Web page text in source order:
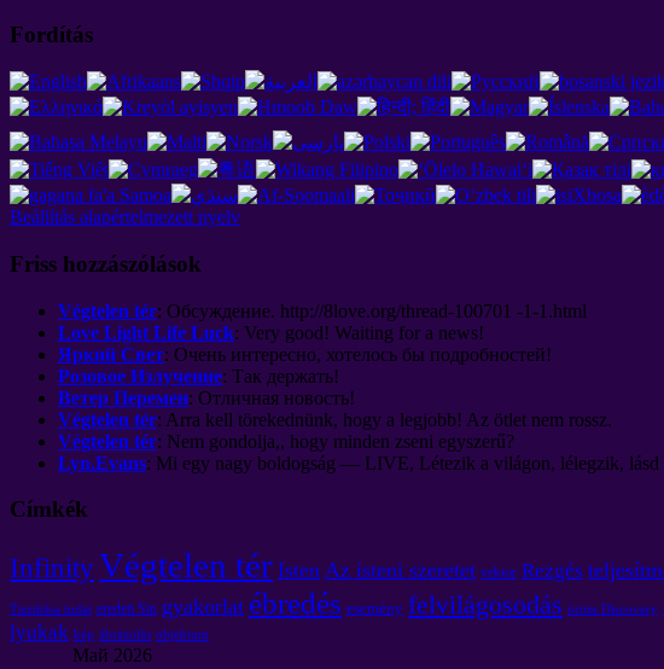
Fordítás
Beállítás alapértelmezett nyelv
Friss hozzászólások
Végtelen tér: Обсуждение. http://8love.org/thread-100701 -1-1.html
Love Light Life Luck: Very good! Waiting for a news!
Яркий Свет: Очень интересно, хотелось бы подробностей!
Розовое Излучение: Так держать!
Ветер Перемен: Отличная новость!
Végtelen tér: Arra kell törekednünk, hogy a legjobb! Az ötlet nem rossz.
Végtelen tér: Nem gondolja,, hogy minden zseni egyszerű?
Lyn.Evans: Mi egy nagy boldogság — LIVE, Létezik a világon, lélegzik, lásd
Címkék
InfinityVégtelen tér Isten Az isteni szeretet vektor Rezgés
Tisztítása tudat eredeti Sin gyakorlat ébredés esemény felvilágosodás öröm Discovery
lyukak kép ábrázolás objektum
Май 2026